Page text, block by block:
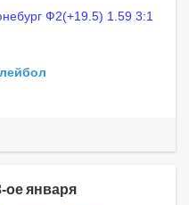
Ф2(+19.5) 1.59 3:1
ое января